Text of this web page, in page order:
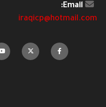
Email:
iraqicp@hotmail.com